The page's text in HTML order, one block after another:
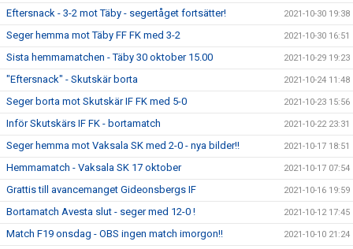
Eftersnack - 3-2 mot Täby - segertåget fortsätter! 2021-10-30 19:38
Seger hemma mot Täby FF FK med 3-2 2021-10-30 16:51
Sista hemmamatchen - Täby 30 oktober 15.00 2021-10-29 19:23
"Eftersnack" - Skutskär borta 2021-10-24 11:48
Seger borta mot Skutskär IF FK med 5-0 2021-10-23 15:56
Inför Skutskärs IF FK - bortamatch 2021-10-22 23:31
Seger hemma mot Vaksala SK med 2-0 - nya bilder!! 2021-10-17 18:51
Hemmamatch - Vaksala SK 17 oktober 2021-10-17 07:54
Grattis till avancemanget Gideonsbergs IF 2021-10-16 19:59
Bortamatch Avesta slut - seger med 12-0 ! 2021-10-12 17:45
Match F19 onsdag - OBS ingen match imorgon!! 2021-10-10 21:24